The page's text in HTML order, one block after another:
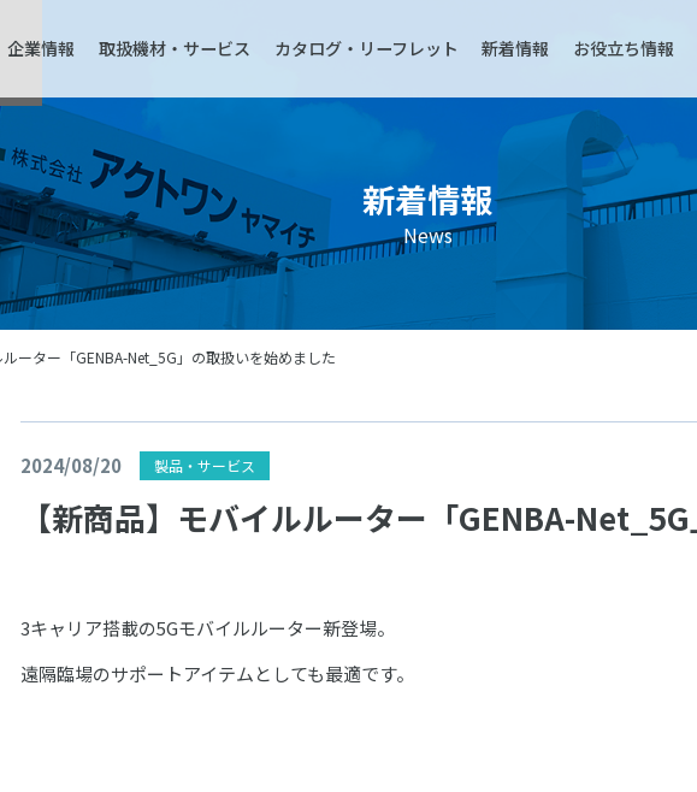
企業情報 取扱機材・サービス カタログ・リーフレット 新着情報 お役立ち情報
新着情報
News
ルーター「GENBA-Net_5G」の取扱いを始めました
2024/08/20 製品・サービス
【新商品】モバイルルーター「GENBA-
3キャリア搭載の5Gモバイルルーター新登場。
遠隔臨場のサポートアイテムとしても最適です。